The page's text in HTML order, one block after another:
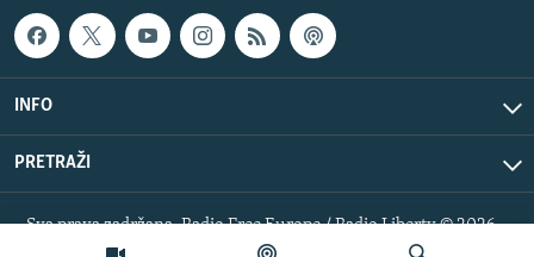
INFO
PRETRAŽI
Sva prava zadržana. Radio Free Europe / Radio Liberty © 2026
RFE/RL, Inc.